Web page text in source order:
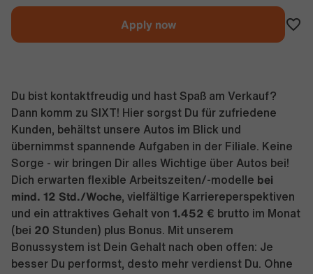
Apply now
Du bist kontaktfreudig und hast Spaß am Verkauf?
Dann komm zu SIXT! Hier sorgst Du für zufriedene
Kunden, behältst unsere Autos im Blick und
übernimmst spannende Aufgaben in der Filiale. Keine
Sorge - wir bringen Dir alles Wichtige über Autos bei!
Dich erwarten flexible Arbeitszeiten/-modelle bei
mind. 12 Std./Woche , vielfältige Karriereperspektiven
und ein attraktives Gehalt von 1.452 € brutto im Monat
(bei 20 Stunden) plus Bonus. Mit unserem
Bonussystem ist Dein Gehalt nach oben offen: Je
besser Du performst, desto mehr verdienst Du. Ohne